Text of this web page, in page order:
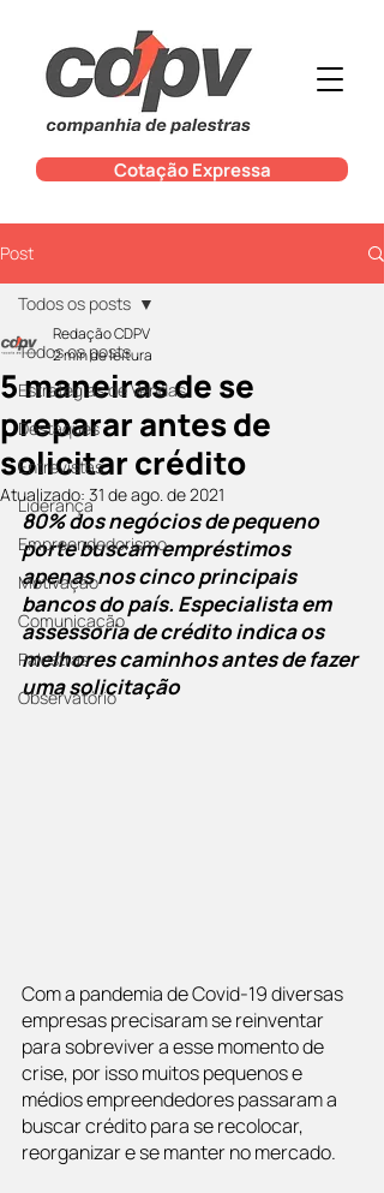
Cotação Expressa
Post
Todos os posts
Estratégias de Vendas
Destaques
Entrevistas
Liderança
Empreendedorismo
Motivação
Comunicação
Palestras
Observatório
Todos os posts
5 maneiras de se
preparar antes de
solicitar crédito
Redação CDPV
2 min de leitura
Atualizado: 31 de ago. de 2021
80% dos negócios de pequeno
porte buscam empréstimos
apenas nos cinco principais
bancos do país. Especialista em
assessoria de crédito indica os
melhores caminhos antes de fazer
uma solicitação
Com a pandemia de Covid-19 diversas
empresas precisaram se reinventar
para sobreviver a esse momento de
crise, por isso muitos pequenos e
médios empreendedores passaram a
buscar crédito para se recolocar,
reorganizar e se manter no mercado.